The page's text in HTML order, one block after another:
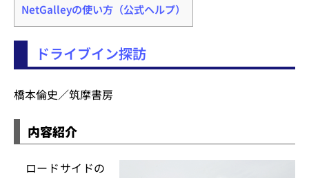
NetGalleyの使い方（公式ヘルプ）
ドライブイン探訪
橋本倫史／筑摩書房
内容紹介
ロードサイドの